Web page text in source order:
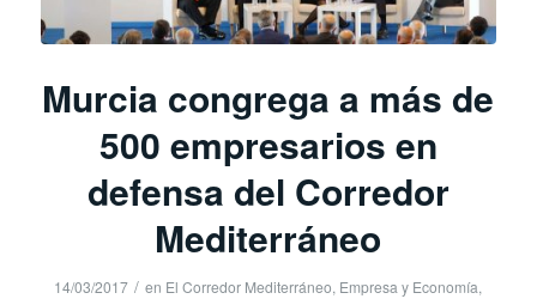
Murcia congrega a más de
500 empresarios en
defensa del Corredor
Mediterráneo
14/03/2017 / en El Corredor Mediterráneo, Empresa y Economía,